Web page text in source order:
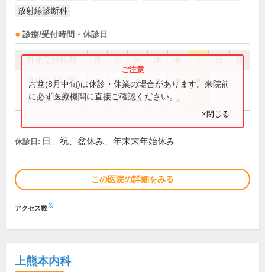
放射線診断科
診療/受付時間・休診日
祝
9:00～11:30 ● ● ● ● ●
13:30～17:00 ● ● ● ●
お盆(8月中旬)は休診・休業の場合があります。来院前
に必ず医療機関に直接ご確認ください。
×閉じる
休診日: 日、祝、盆休み、年末末年始休み
この医院の詳細をみる
アクセス数※
上熊本内科